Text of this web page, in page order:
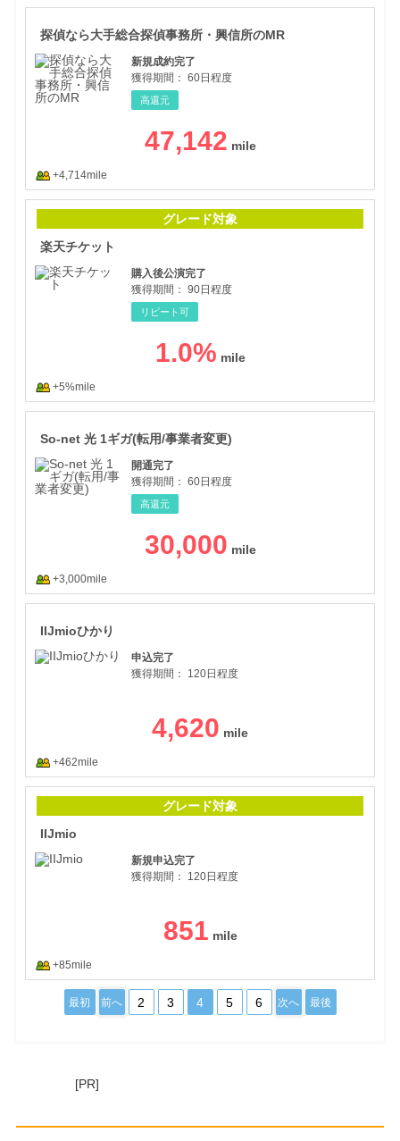
探偵なら大手総合探偵事務所・興信所のMR
新規成約完了
獲得期間： 60日程度
高還元
47,142
+4,714mile
グレード対象
楽天チケット
購入後公演完了
獲得期間： 90日程度
リピート可
1.0%
+5%mile
So-net 光 1ギガ(転用/事業者変更)
開通完了
獲得期間： 60日程度
高還元
30,000
+3,000mile
IIJmioひかり
申込完了
獲得期間：
120日程度
4,620
+462mile
グレード対象
IIJmio
新規申込完了
獲得期間：
120日程度
851
+85mile
最初 前へ 2 3 4 5 6 次へ 最後
[PR]